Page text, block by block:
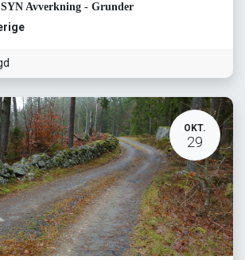
SYN Avverkning - Grunder
OKT.
29